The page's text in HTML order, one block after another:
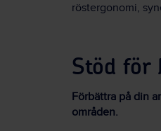
röstergonomi,
Stöd för
Förbättra på din
områden.